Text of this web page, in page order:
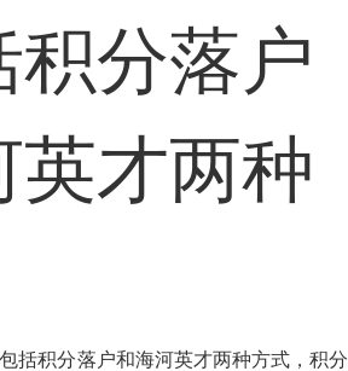
分落户
才两种
括积分落户和海河英才两种方式，积分